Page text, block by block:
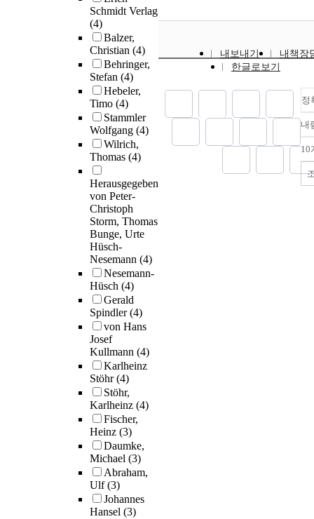
Schmidt Verlag
(4)
Balzer,
Christian (4)
Behringer,
Stefan (4)
Hebeler,
Timo (4)
Stammler
Wolfgang (4)
Wilrich,
Thomas (4)
Herausgegeben
von Peter-
Christoph
Storm, Thomas
Bunge, Urte
Hüsch-
Nesemann (4)
Nesemann-
Hüsch (4)
Gerald
Spindler(4)
von Hans
Josef
Kullmann (4)
Karlheinz
Stöhr(4)
Stöhr,
Karlheinz (4)
Fischer,
Heinz (3)
Daumke,
Michael (3)
Abraham,
Ulf(3)
Johannes
Hansel (3)
내보내기
내책장
한글로보기
정
내
10